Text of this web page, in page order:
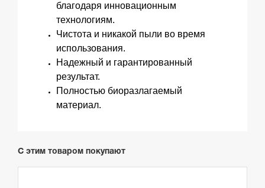
благодаря инновационным
технологиям.
Чистота и никакой пыли во время
использования.
Надежный и гарантированный
результат.
Полностью биоразлагаемый
материал.
С этим товаром покупают